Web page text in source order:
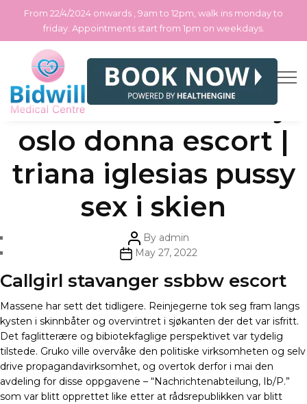
Skip
the
From 22/4/2024 onwards , 9am to 12pm, walk ins monday to
friday. Appointments start from 1pm on weekdays.
Categories
Uncategorized
Thai aroma massasje
oslo donna escort |
triana iglesias pussy
sex i skien
Post
author
By admin
PostMay 27, 2022
Callgirl stavanger ssbbw escort
Massene har sett det tidligere. Reinjegerne tok seg fram langs
kysten i skinnbåter og overvintret i sjøkanten der det var isfritt.
Det faglitterære og bibiotekfaglige perspektivet var tydelig
tilstede. Gruko ville overvåke den politiske virksomheten og selv
drive propagandavirksomhet, og overtok derfor i mai den
avdeling for disse oppgavene – “Nachrichtenabteilung, Ib/P.”
som var blitt opprettet like etter at rådsrepublikken var blitt